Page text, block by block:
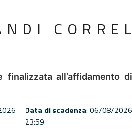
all’affidamento
Data di scadenza: 06/08/2026
23:59